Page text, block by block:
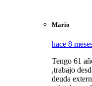
Mario
hace 8
Tengo 61
,trabajo
deuda